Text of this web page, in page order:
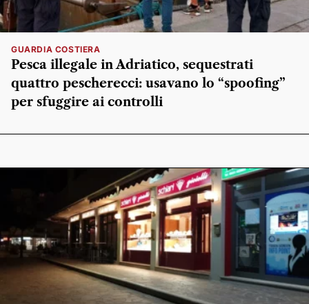
GUARDIA COSTIERA
Pesca illegale in Adriatico, sequestrati
quattro pescherecci: usavano lo “spoofing”
per sfuggire ai controlli